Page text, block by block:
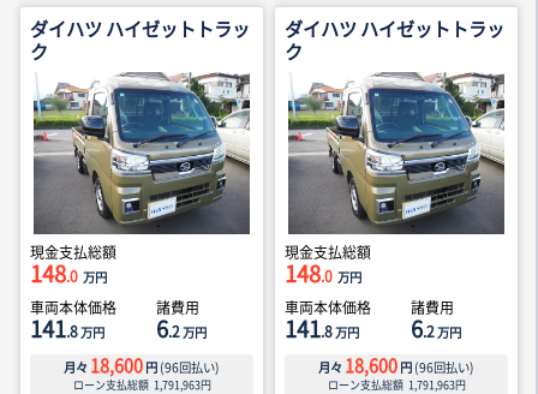
ダイハツ ハイゼットトラッ
ク
現金支払総額
148.0 万円
車両本体価格
141.8万円
諸費用
6.2万円
月々 18,600 円 (96回払い)
ローン支払総額 1,791,963円
ダイハツ ハイゼットトラッ
ク
現金支払総額
148.0 万円
車両本体価格
141.8万円
諸費用
6.2万円
月々 18,600 円 (96回払い)
ローン支払総額 1,791,963円